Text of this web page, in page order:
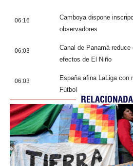
06:16
Camboya dispone
observadores
06:03
Canal de Panamá
efectos de El Niño
06:03
España afina LaLiga con
Fútbol